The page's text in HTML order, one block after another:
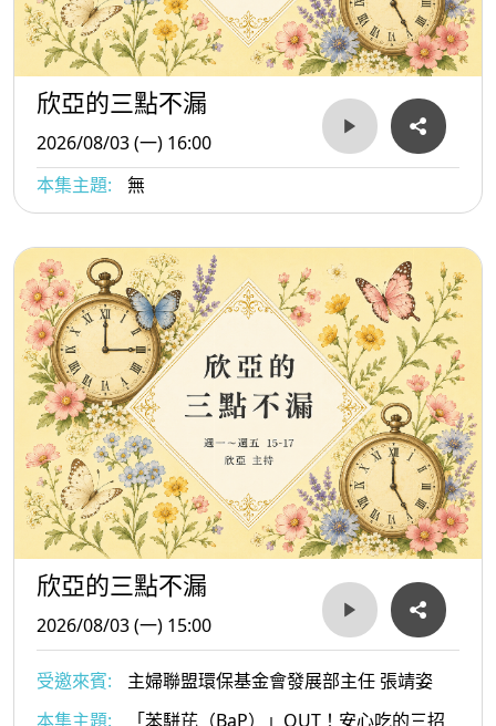
欣亞的三點不漏
2026/08/03 (一) 16:00
本集主題:
無
欣亞的三點不漏
2026/08/03 (一) 15:00
受邀來賓:
主婦聯盟環保基金會發展部主任 張靖姿
本集主題:
「苯駢芘（BaP）」OUT！安心吃的三招